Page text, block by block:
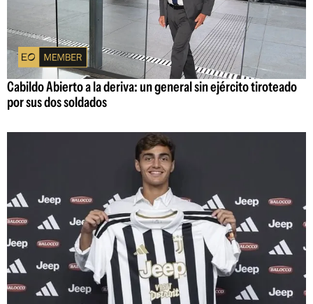
Cabildo Abierto a la deriva: un general sin ejército tiroteado
por sus dos soldados